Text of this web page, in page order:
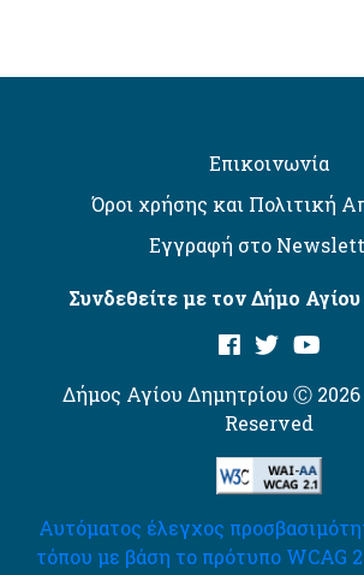
Επικοινωνία
Όροι χρήσης και Πολιτική
Εγγραφή στο
Συνδεθείτε με τον Δήμο
Δήμος Αγίου Δημητρίου Ⓒ
Reserved
Αυτόματος έλεγχος
τόπου με βάση το πρότυπο WCAG